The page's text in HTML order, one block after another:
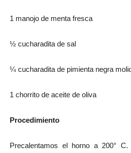
1 manojo de menta fresca
½ cucharadita de sal
¼ cucharadita de pimienta negra
1 chorrito de aceite de oliva
Procedimiento
Precalentamos el horno a 200° C.